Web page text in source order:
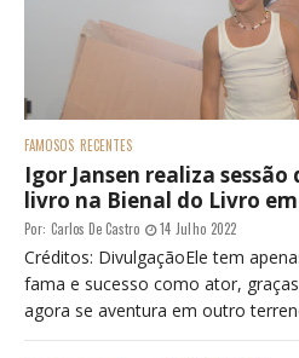
FAMOSOS RECENTES
Igor Jansen realiza
livro na Bienal do Livro
Por: Carlos De Castro 14 Julho 2022
Créditos: DivulgaçãoEle tem
fama e sucesso como ator,
agora se aventura em outro